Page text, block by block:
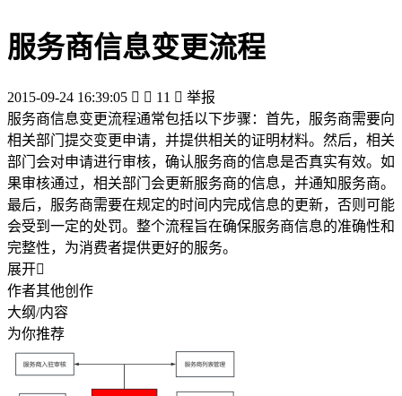
服务商信息变更流程
2015-09-24 16:39:05   11  举报
服务商信息变更流程通常包括以下步骤：首先，服务商需要向
相关部门提交变更申请，并提供相关的证明材料。然后，相关
部门会对申请进行审核，确认服务商的信息是否真实有效。如
果审核通过，相关部门会更新服务商的信息，并通知服务商。
最后，服务商需要在规定的时间内完成信息的更新，否则可能
会受到一定的处罚。整个流程旨在确保服务商信息的准确性和
完整性，为消费者提供更好的服务。
展开
作者其他创作
大纲/内容
为你推荐